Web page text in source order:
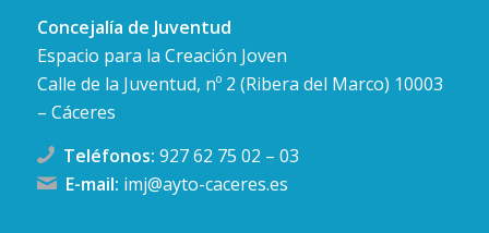
Concejalía de Juventud
Espacio para la Creación Joven
Calle de la Juventud, nº 2 (Ribera del Marco) 10003
– Cáceres
Teléfonos: 927 62 75 02 – 03
E-mail: imj@ayto-caceres.es